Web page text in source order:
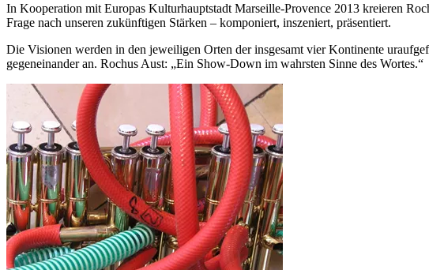
In Kooperation mit Europas Kulturhauptstadt Marseille-Provence 2013 kreieren
Frage nach unseren zukünftigen Stärken – komponiert, inszeniert, präsentiert.
Die Visionen werden in den jeweiligen Orten der insgesamt vier Kontinente
gegeneinander an. Rochus Aust: „Ein Show-Down im wahrsten Sinne des Wortes.“